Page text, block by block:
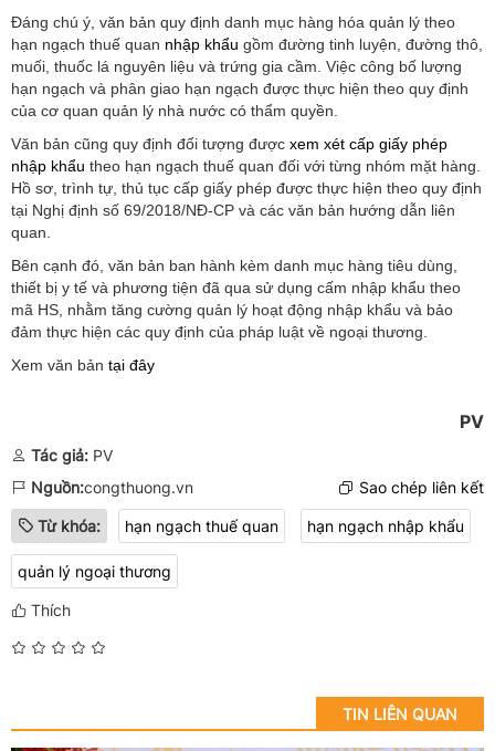
Đáng chú ý, văn bản quy định danh mục hàng hóa quản lý theo
hạn ngạch thuế quan nhập khẩu gồm đường tinh luyện, đường thô,
muối, thuốc lá nguyên liệu và trứng gia cầm. Việc công bố lượng
hạn ngạch và phân giao hạn ngạch được thực hiện theo quy định
của cơ quan quản lý nhà nước có thẩm quyền.
Văn bản cũng quy định đối tượng được xem xét cấp giấy phép
nhập khẩu theo hạn ngạch thuế quan đối với từng nhóm mặt hàng.
Hồ sơ, trình tự, thủ tục cấp giấy phép được thực hiện theo quy định
tại Nghị định số 69/2018/NĐ-CP và các văn bản hướng dẫn liên
quan.
Bên cạnh đó, văn bản ban hành kèm danh mục hàng tiêu dùng,
thiết bị y tế và phương tiện đã qua sử dụng cấm nhập khẩu theo
mã HS, nhằm tăng cường quản lý hoạt động nhập khẩu và bảo
đảm thực hiện các quy định của pháp luật về ngoại thương.
Xem văn bản tại đây
PV
Tác giả: PV
Nguồn:congthuong.vn Sao chép liên kết
Từ khóa: hạn ngạch thuế quan hạn ngạch nhập khẩu
quản lý ngoại thương
Thích
TIN LIÊN QUAN